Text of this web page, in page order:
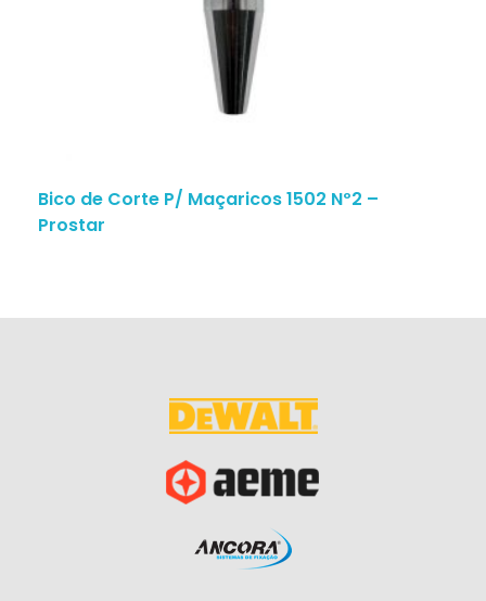
Bico de Corte P/ Maçaricos 1502 Nº2 –
Prostar